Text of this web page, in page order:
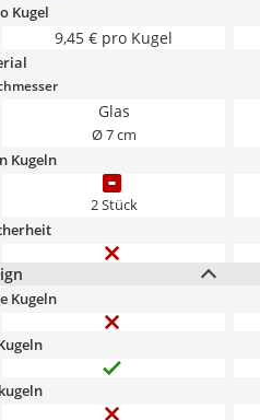
Kugel
9,45 € pro Kugel
Glas
Ø 7 cm
Kugeln
2 Stück
Kugeln